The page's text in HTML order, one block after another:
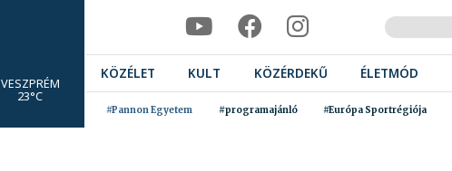
VESZPRÉM
23°C
KÖZÉLET KULT KÖZÉRDEKŰ ÉLETMÓD
#Pannon Egyetem #programajánló #Európa Sportrégiója